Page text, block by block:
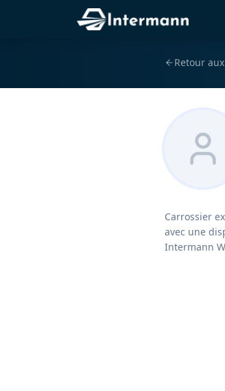
Retour aux
Carrossier
avec une
Intermann